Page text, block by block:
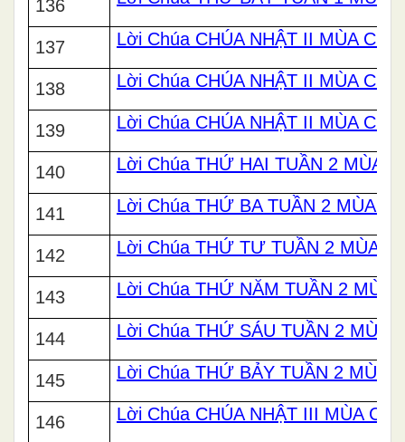
136
137 Lời Chúa CHÚA NHẬT II MÙA
138 Lời Chúa CHÚA NHẬT II MÙA
139 Lời Chúa CHÚA NHẬT II MÙA
140 Lời Chúa THỨ HAI TUẦN 2 MÙA
141 Lời Chúa THỨ BA TUẦN 2 MÙA
142 Lời Chúa THỨ TƯ TUẦN 2 MÙA
143 Lời Chúa THỨ NĂM TUẦN 2 MÙA
144 Lời Chúa THỨ SÁU TUẦN 2 MÙA
145 Lời Chúa THỨ BẢY TUẦN 2 MÙA
146 Lời Chúa CHÚA NHẬT III MÙA